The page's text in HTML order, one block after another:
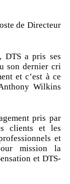
de Directeur
DTS a pris ses
son dernier cri
et c’est à ce
Wilkins
pris par
clients et les
et
mission la
et DTS-